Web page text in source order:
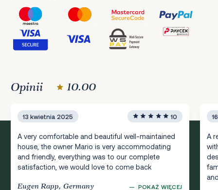
Opinii 10.00
13 kwietnia 2025 10
A very comfortable and beautiful well-maintained
house, the owner Mario is very accommodating
and friendly, everything was to our complete
satisfaction, we would love to come back
Eugen Rapp, Germany — POKAŻ WIĘCEJ
A